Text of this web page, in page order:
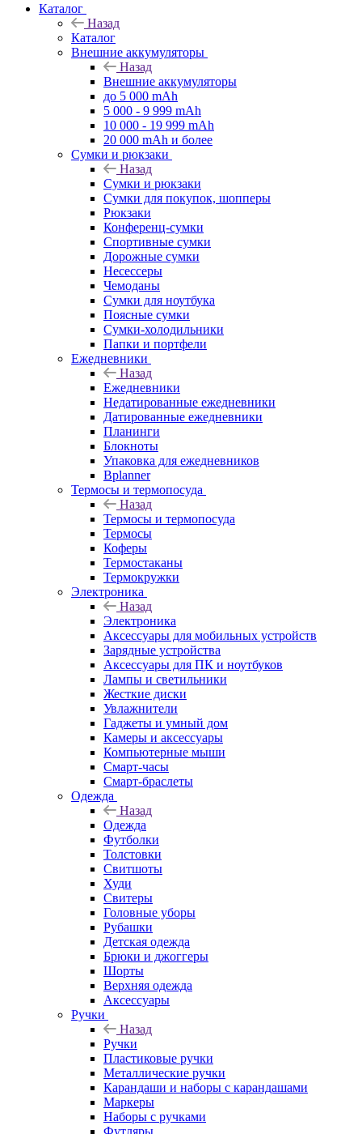
Каталог
Назад
Каталог
Внешние аккумуляторы
Назад
Внешние аккумуляторы
до 5 000 mAh
5 000 - 9 999 mAh
10 000 - 19 999 mAh
20 000 mAh и более
Сумки и рюкзаки
Назад
Сумки и рюкзаки
Сумки для покупок, шопперы
Рюкзаки
Конференц-сумки
Спортивные сумки
Дорожные сумки
Несессеры
Чемоданы
Сумки для ноутбука
Поясные сумки
Сумки-холодильники
Папки и портфели
Ежедневники
Назад
Ежедневники
Недатированные ежедневники
Датированные ежедневники
Планинги
Блокноты
Упаковка для ежедневников
Bplanner
Термосы и термопосуда
Назад
Термосы и термопосуда
Термосы
Коферы
Термостаканы
Термокружки
Электроника
Назад
Электроника
Аксессуары для мобильных устройств
Зарядные устройства
Аксессуары для ПК и ноутбуков
Лампы и светильники
Жесткие диски
Увлажнители
Гаджеты и умный дом
Камеры и аксессуары
Компьютерные мыши
Смарт-часы
Смарт-браслеты
Одежда
Назад
Одежда
Футболки
Толстовки
Свитшоты
Худи
Свитеры
Головные уборы
Рубашки
Детская одежда
Брюки и джоггеры
Шорты
Верхняя одежда
Аксессуары
Ручки
Назад
Ручки
Пластиковые ручки
Металлические ручки
Карандаши и наборы с карандашами
Маркеры
Наборы с ручками
Футляры